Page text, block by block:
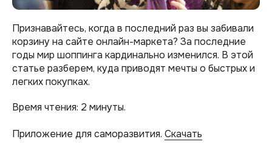
Признавайтесь, когда в последний раз вы забивали
корзину на сайте онлайн-маркета? За последние
годы мир шоппинга кардинально изменился. В этой
статье разберем, куда приводят мечты о быстрых и
легких покупках.
Время чтения: 2 минуты.
Приложение для саморазвития. Скачать